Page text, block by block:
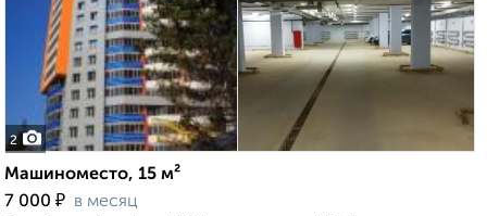
2
Машиноместо, 15 м²
7 000 ₽ в месяц